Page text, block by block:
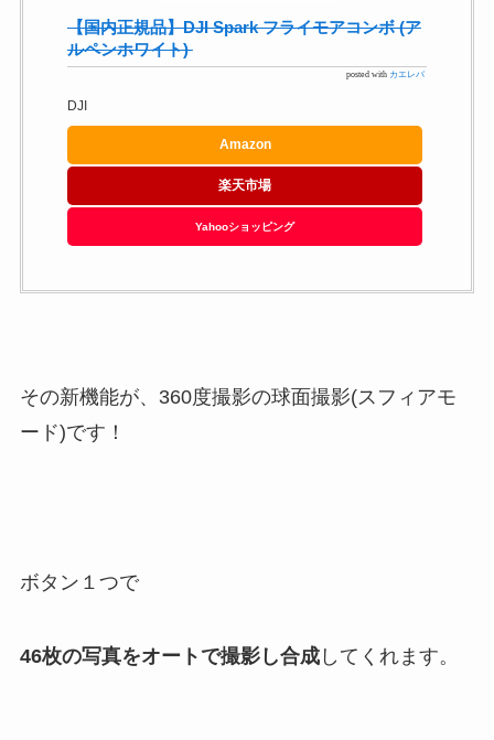
【国内正規品】DJI Spark フライモアコンボ (ア
ルペンホワイト)
posted with カエレバ
DJI
Amazon
楽天市場
Yahooショッピング
その新機能が、360度撮影の球面撮影(スフィアモ
ード)です！
ボタン１つで
46枚の写真をオートで撮影し合成してくれます。